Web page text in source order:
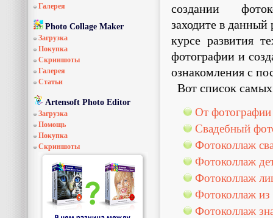
Галерея
Photo Collage Maker
Загрузка
Покупка
Скриншоты
Галерея
Статьи
Artensoft Photo Editor
Загрузка
Помощь
Покупка
Скриншоты
создании
заходите в данный
курсе развития
фотографии и
ознакомления с
Вот список
От
Свадебный
Фотоколлаж
Фотоколлаж
Фотоколлаж
Фотоколлаж из
Фотоколлаж